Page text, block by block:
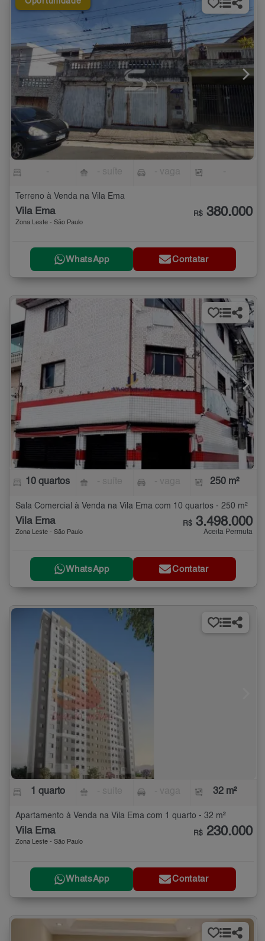
Terreno à Venda na Vila Ema
Vila Ema
Zona Leste - São Paulo
R$ 380.000
WhatsApp Contatar
10 quartos 250 m²
Sala Comercial à Venda na Vila Ema com 10 quartos - 250 m²
Vila Ema
Zona Leste - São Paulo
R$ 3.498.000
Aceita Permuta
WhatsApp Contatar
1 quarto 32 m²
Apartamento à Venda na Vila Ema com 1 quarto - 32 m²
Vila Ema
Zona Leste - São Paulo
R$ 230.000
WhatsApp Contatar